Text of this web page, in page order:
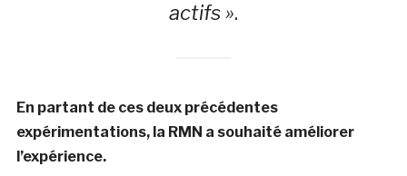
actifs ».
En partant de ces deux précédentes
expérimentations, la RMN a souhaité améliorer
l’expérience.